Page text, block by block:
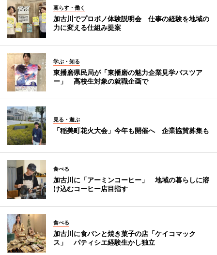
暮らす・働く
加古川でプロボノ体験説明会 仕事の経験を地域の
力に変える仕組み提案
学ぶ・知る
東播磨県民局が「東播磨の魅力企業見学バスツア
ー」 高校生対象の就職企画で
見る・遊ぶ
「稲美町花火大会」今年も開催へ 企業協賛募集も
食べる
加古川に「アーミンコーヒー」 地域の暮らしに溶
け込むコーヒー店目指す
食べる
加古川に食パンと焼き菓子の店「ケイコマック
ス」 パティシエ経験生かし独立